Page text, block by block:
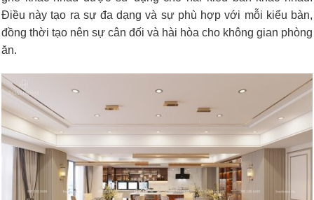
Điều này tạo ra sự đa dạng và sự phù hợp với mỗi kiểu bàn,
đồng thời tạo nên sự cân đối và hài hòa cho không gian phòng
ăn.